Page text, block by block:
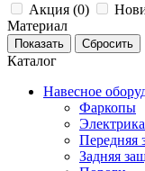
Акция (0)
Материал
Каталог
Навесное
Фаркопы
Передняя
Задняя